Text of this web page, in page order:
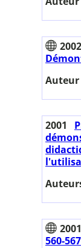
2002
Auteur
2001
2001
560-